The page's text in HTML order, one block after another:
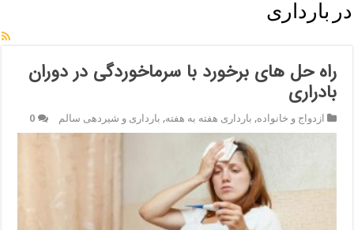
در بارداری
راه حل های برخورد با سرماخوردگی در دوران
بادراری
ازدواج و خانواده, بارداری هفته به هفته, بارداری و شیردهی سالم 0